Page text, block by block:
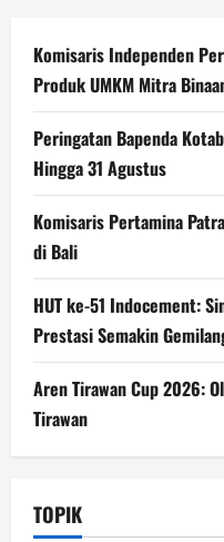
Komisaris Independen
Produk UMKM Mitra
Peringatan Bapenda
Hingga 31 Agustus
Komisaris Pertamina
di Bali
HUT ke-51 Indocement:
Prestasi Semakin
Aren Tirawan Cup 2026:
Tirawan
TOPIK